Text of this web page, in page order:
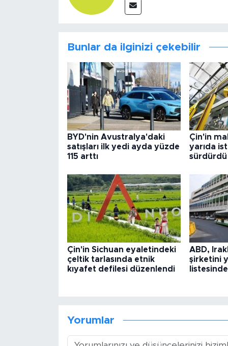
Bunlar da ilginizi çekebilir
BYD'nin Avustralya'daki
satışları ilk yedi ayda yüzde
115 arttı
Çin'in
yarıda
sürdürdü
Çin'in Sichuan eyaletindeki
çeltik tarlasında etnik
kıyafet defilesi düzenlendi
ABD,
şirketini
Yorumlar